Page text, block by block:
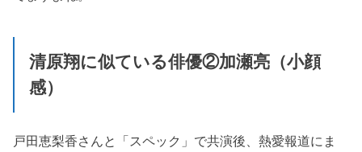
清原翔に似ている俳優②加瀬亮（小顔
感）
戸田恵梨香さんと「スペック」で共演後、熱愛報道にま